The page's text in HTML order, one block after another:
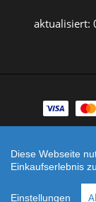
aktualisiert:
Shop
Diese Webseite
Einkaufserlebnis
Einstellungen